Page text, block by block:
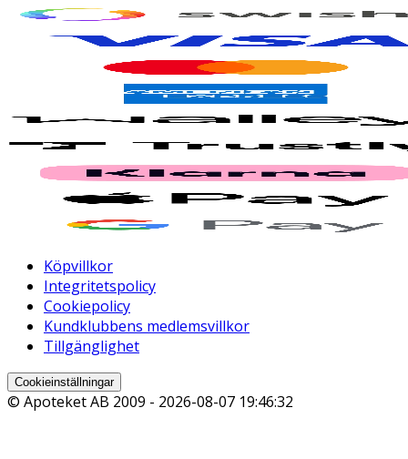
Köpvillkor
Integritetspolicy
Cookiepolicy
Kundklubbens medlemsvillkor
Tillgänglighet
Cookieinställningar
© Apoteket AB 2009 - 2026-08-07 19:46:32